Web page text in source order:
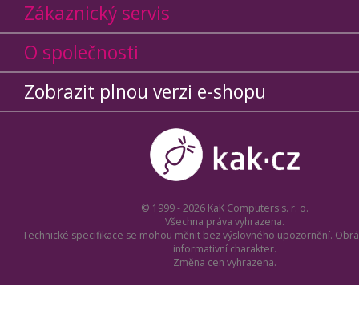
Zákaznický servis
O společnosti
Zobrazit plnou verzi e-shopu
© 1999 - 2026 KaK Computers s. r. o.
Všechna práva vyhrazena.
Technické specifikace se mohou měnit bez výslovného upozornění.
informativní charakter.
Změna cen vyhrazena.